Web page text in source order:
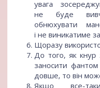
увага
не буде
обнюхувати
і не виникатиме
Щоразу
До того, як кнур
заносити
довше, то він
Якщо все-